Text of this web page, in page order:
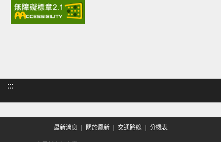
:::
最新消息 關於鳳新 交通路線 分機表